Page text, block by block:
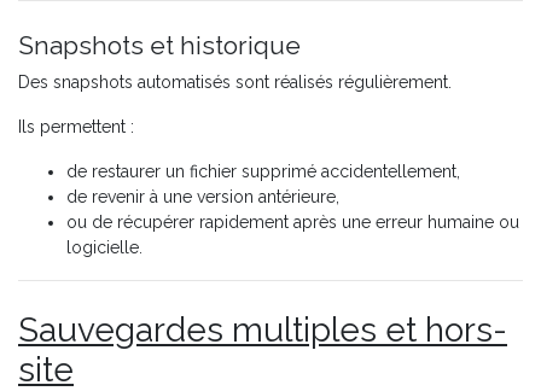
Snapshots et historique
Des snapshots automatisés sont réalisés régulièrement.
Ils permettent :
de restaurer un fichier supprimé accidentellement,
de revenir à une version antérieure,
ou de récupérer rapidement après une erreur humaine ou
logicielle.
Sauvegardes multiples et hors-
site